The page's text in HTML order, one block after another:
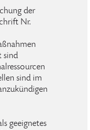
der
Nr.
sind
sind im
geeignetes